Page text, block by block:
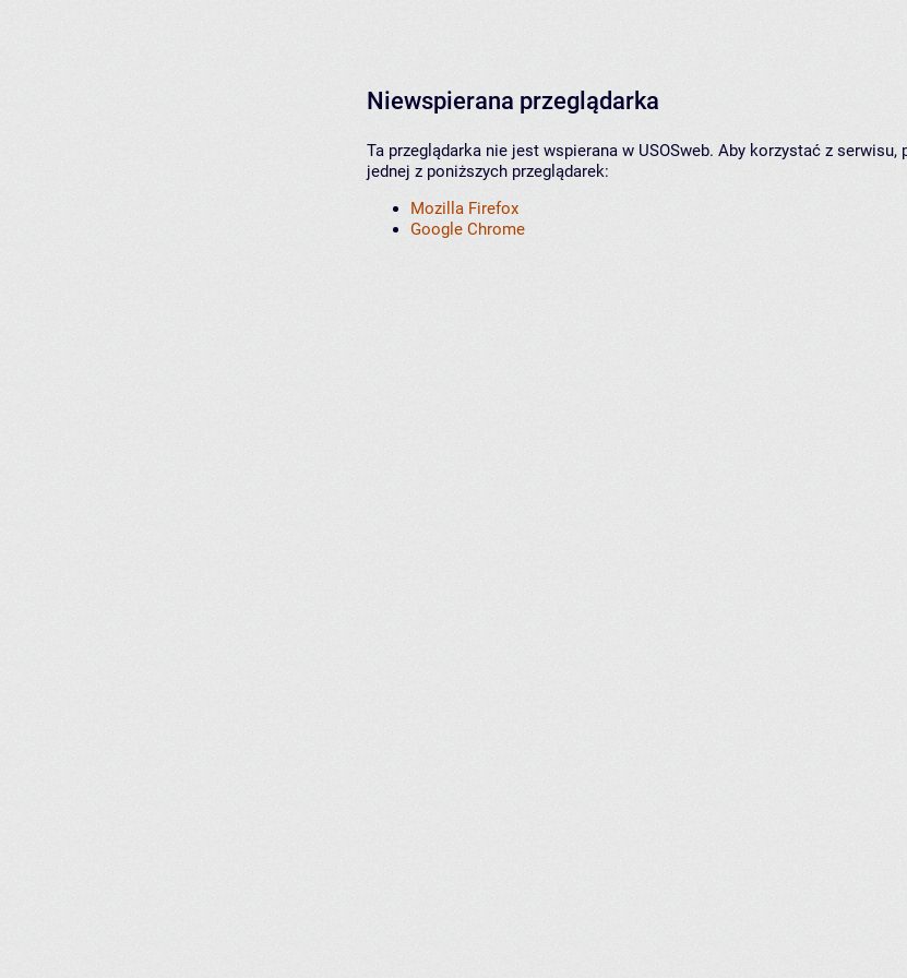
Niewspierana przeglądarka
Ta przeglądarka nie jest wspierana w USOSweb. Aby korzystać z serwisu,
jednej z poniższych przeglądarek:
Mozilla Firefox
Google Chrome